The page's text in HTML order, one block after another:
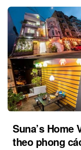
Suna’s
theo phong